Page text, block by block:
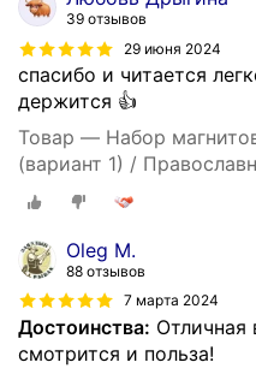
39 отзывов
29 июня 2024
спасибо и читается
держится 👍
Товар — Набор
(вариант 1) /
Oleg M.
88 отзывов
7 марта 2024
Достоинства: Отличная
смотрится и польза!